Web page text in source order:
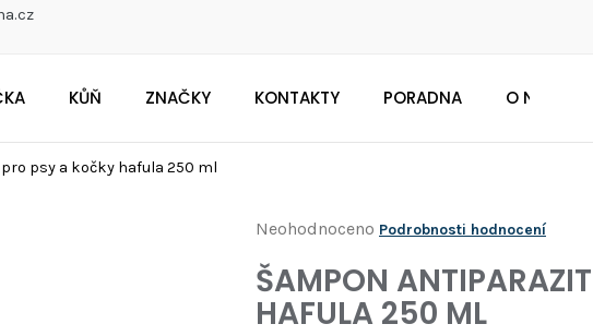
KŮŇ ZNAČKY KONTAKTY PORADNA O NÁS
psy a kočky hafula 250 ml
Průměrné
hodnocení
produktu
je
Neohodnoceno Podrobnosti hodnocení
ŠAMPON
HAFULA 250 ML
CO POTŘEBUJETE NAJÍT?